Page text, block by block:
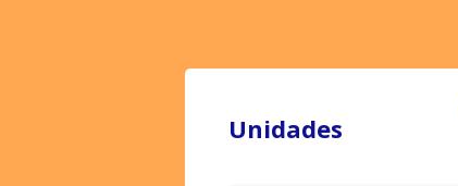
Unidades